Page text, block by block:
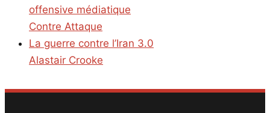
offensive médiatique
Contre Attaque
La guerre contre l’Iran 3.0
Alastair Crooke